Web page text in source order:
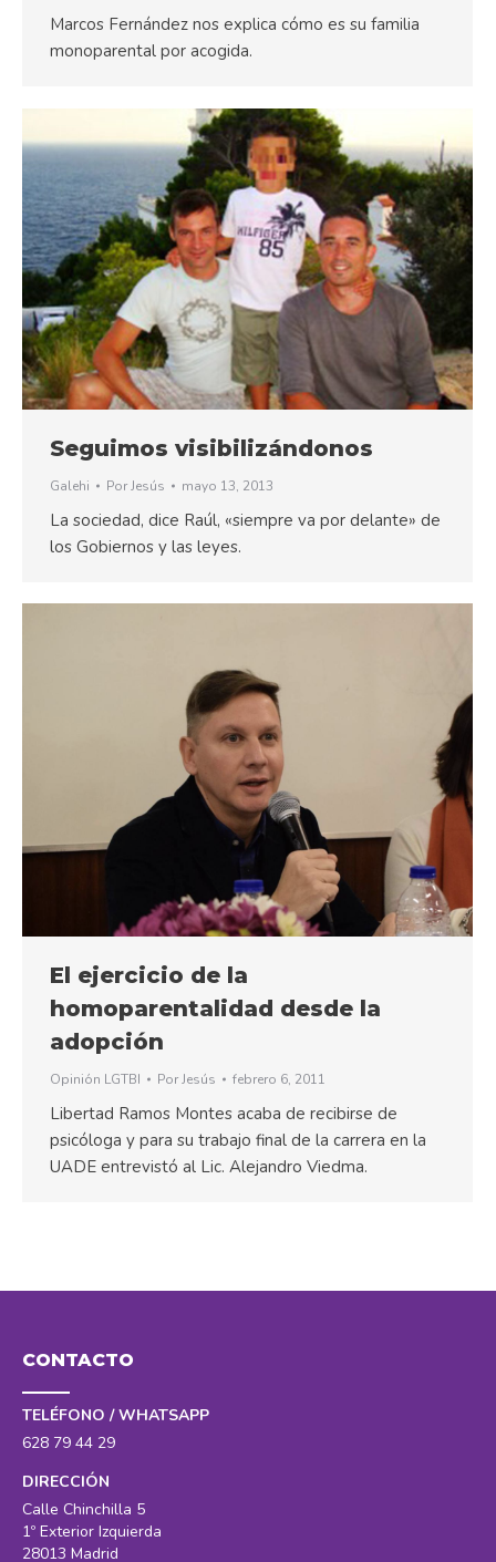
Marcos Fernández nos explica cómo es su familia
monoparental por acogida.
Seguimos visibilizándonos
Galehi PorJesús mayo 13, 2013
La sociedad, dice Raúl, «siempre va por delante» de
los Gobiernos y las leyes.
El ejercicio de la
homoparentalidad desde la
adopción
Opinión LGTBI PorJesús febrero 6, 2011
Libertad Ramos Montes acaba de recibirse de
psicóloga y para su trabajo final de la carrera en la
UADE entrevistó al Lic. Alejandro Viedma.
CONTACTO
TELÉFONO / WHATSAPP
628 79 44 29
DIRECCIÓN
Calle Chinchilla 5
1º Exterior Izquierda
28013 Madrid